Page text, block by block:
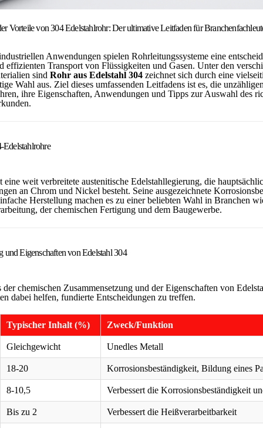
Vorteile von 304 Edelstahlrohr: Der ultimative Leitfaden für
Anwendungen spielen Rohrleitungssysteme eine
effizienten Transport von Flüssigkeiten und Gasen. Unter den
sind Rohr aus Edelstahl 304zeichnet sich durch eine
Wahl aus. Ziel dieses umfassenden Leitfadens ist es, die
ihre Eigenschaften, Anwendungen und Tipps zur Auswahl des
eine weit verbreitete austenitische Edelstahllegierung, die
an Chrom und Nickel besteht. Seine ausgezeichnete
Herstellung machen es zu einer beliebten Wahl in Branchen
der chemischen Fertigung und dem Baugewerbe.
und Eigenschaften von Edelstahl 304
der chemischen Zusammensetzung und der Eigenschaften von
dabei helfen, fundierte Entscheidungen zu treffen.
Typischer Inhalt (%) Zweck/Funktion
Gleichgewicht Unedles Metall
18-20 Korrosionsbeständigkeit, Bildung eines
8-10,5 Verbessert die Korrosionsbeständigkeit
Bis zu 2 Verbessert die Heißverarbeitbarkeit